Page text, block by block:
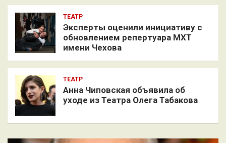
ТЕАТР
Эксперты оценили инициативу с
обновлением репертуара МХТ
имени Чехова
ТЕАТР
Анна Чиповская объявила об
уходе из Театра Олега Табакова